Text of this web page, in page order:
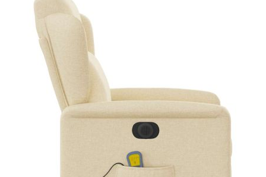
Предоставената таблица е с информационна цел.
Добавете продукта в количката си с бутона "Добави в
количката" и при поръчка ще можете да изберете броя
вноски на кредита.
Предоставената таблица е с информационна цел.
Добавете продукта в количката си с бутона "Добави в
количката" и при поръчка ще можете да изберете броя
вноски на кредита.
Когато плащате с NewPay, всъщност NewPay плаща
поръчката Ви вместо Вас. Вие я получавате и
разполагате с три начина да я платите към тях:
Отложено до 30 дни от момента на изпращане на
поръчката без оскъпяване. За покупки на стойност до